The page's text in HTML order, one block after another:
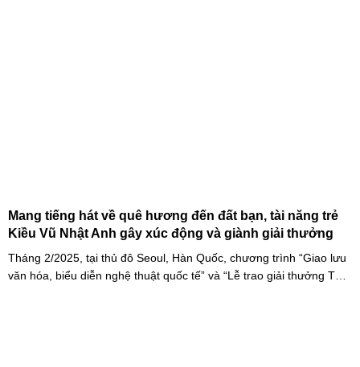
Mang tiếng hát về quê hương đến đất bạn, tài năng trẻ
Kiều Vũ Nhật Anh gây xúc động và giành giải thưởng
Tháng 2/2025, tại thủ đô Seoul, Hàn Quốc, chương trình “Giao lưu
văn hóa, biểu diễn nghệ thuật quốc tế” và “Lễ trao giải thưởng Tài